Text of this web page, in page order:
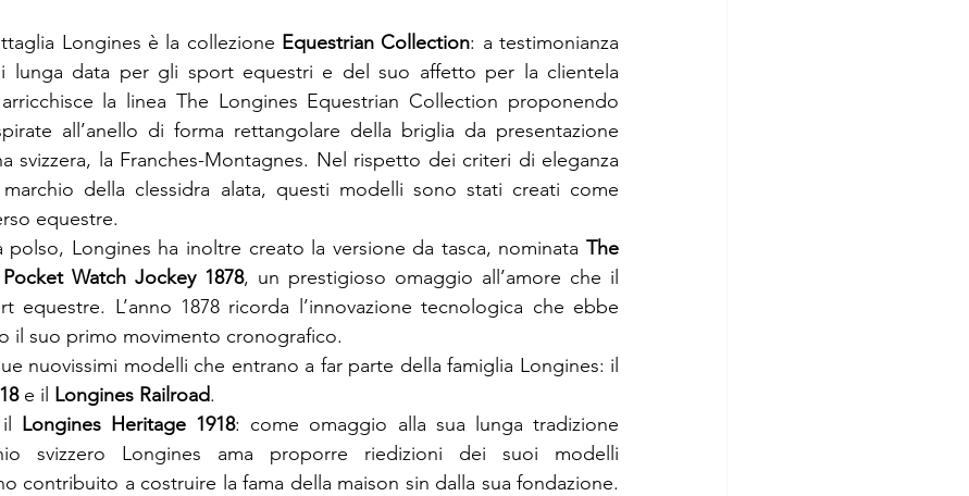
Longines è la collezione Equestrian Collection: a testimonianza
lunga data per gli sport equestri e del suo affetto per la clientela
la linea The Longines Equestrian Collection proponendo
all’anello di forma rettangolare della briglia da presentazione
svizzera, la Franches-Montagnes. Nel rispetto dei criteri di eleganza
della clessidra alata, questi modelli sono stati creati come
equestre.
polso, Longines ha inoltre creato la versione da tasca, nominata The
Watch Jockey 1878, un prestigioso omaggio all’amore che il
equestre. L’anno 1878 ricorda l’innovazione tecnologica che ebbe
il suo primo movimento cronografico.
e il Longines Railroad.
Longines Heritage 1918: come omaggio alla sua lunga tradizione
svizzero Longines ama proporre riedizioni dei suoi modelli
contribuito a costruire la fama della maison sin dalla sua fondazione.